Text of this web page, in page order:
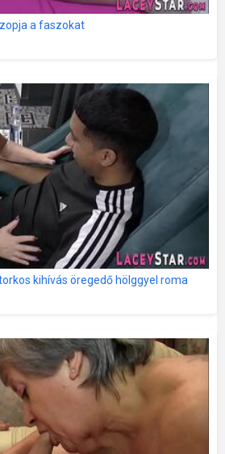
a faszokat
kihívás öregedő hölggyel roma